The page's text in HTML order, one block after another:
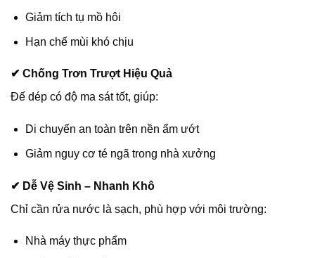
Giảm tích tụ mồ hôi
Hạn chế mùi khó chịu
✔ Chống Trơn Trượt Hiệu Quả
Đế dép có độ ma sát tốt, giúp:
Di chuyển an toàn trên nền ẩm ướt
Giảm nguy cơ té ngã trong nhà xưởng
✔ Dễ Vệ Sinh – Nhanh Khô
Chỉ cần rửa nước là sạch, phù hợp với môi trường:
Nhà máy thực phẩm